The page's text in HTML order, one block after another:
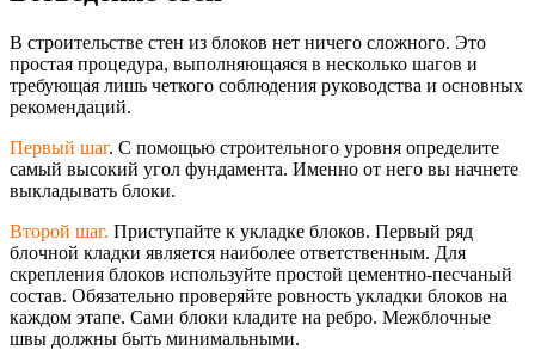
В строительстве стен из блоков нет ничего сложного. Это
простая процедура, выполняющаяся в несколько шагов и
требующая лишь четкого соблюдения руководства и основных
рекомендаций.
Первый шаг. С помощью строительного уровня определите
самый высокий угол фундамента. Именно от него вы начнете
выкладывать блоки.
Второй шаг. Приступайте к укладке блоков. Первый ряд
блочной кладки является наиболее ответственным. Для
скрепления блоков используйте простой цементно-песчаный
состав. Обязательно проверяйте ровность укладки блоков на
каждом этапе. Сами блоки кладите на ребро. Межблочные
швы должны быть минимальными.